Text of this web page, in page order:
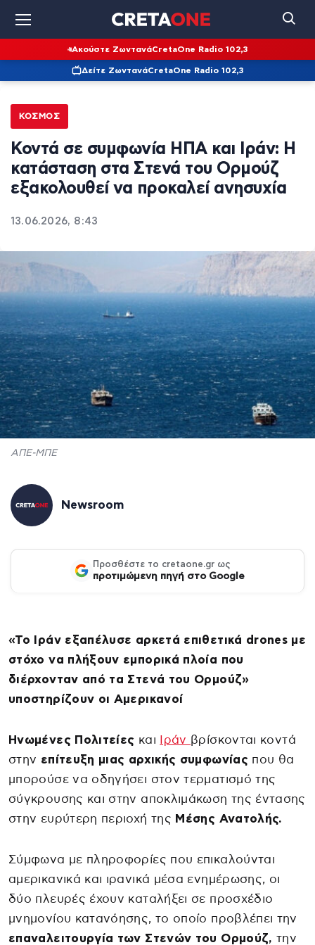
Ακούστε ΖωντανάCretaOne Radio 102,3
Δείτε ΖωντανάCretaOne Radio 102,3
ΚΌΣΜΟΣ
Κοντά σε συμφωνία ΗΠΑ και Ιράν: Η
κατάσταση στα Στενά του Ορμούζ
εξακολουθεί να προκαλεί ανησυχία
13.06.2026, 8:43
ΑΠΕ-ΜΠΕ
Newsroom
Προσθέστε το cretaone.gr ως
προτιμώμενη πηγή στο Google
«Το Ιράν εξαπέλυσε αρκετά επιθετικά drones με
στόχο να πλήξουν εμπορικά πλοία που
διέρχονταν από τα Στενά του Ορμούζ»
υποστηρίζουν οι Αμερικανοί
Ηνωμένες Πολιτείες και Ιράν βρίσκονται κοντά
στην επίτευξη μιας αρχικής συμφωνίαςπου θα
μπορούσε να οδηγήσει στον τερματισμό της
σύγκρουσης και στην αποκλιμάκωση της έντασης
στην ευρύτερη περιοχή της Μέσης Ανατολής.
Σύμφωνα με πληροφορίες που επικαλούνται
αμερικανικά και ιρανικά μέσα ενημέρωσης, οι
δύο πλευρές έχουν καταλήξει σε προσχέδιο
μνημονίου κατανόησης, το οποίο προβλέπει την
επαναλειτουργία των Στενών του Ορμούζ, την